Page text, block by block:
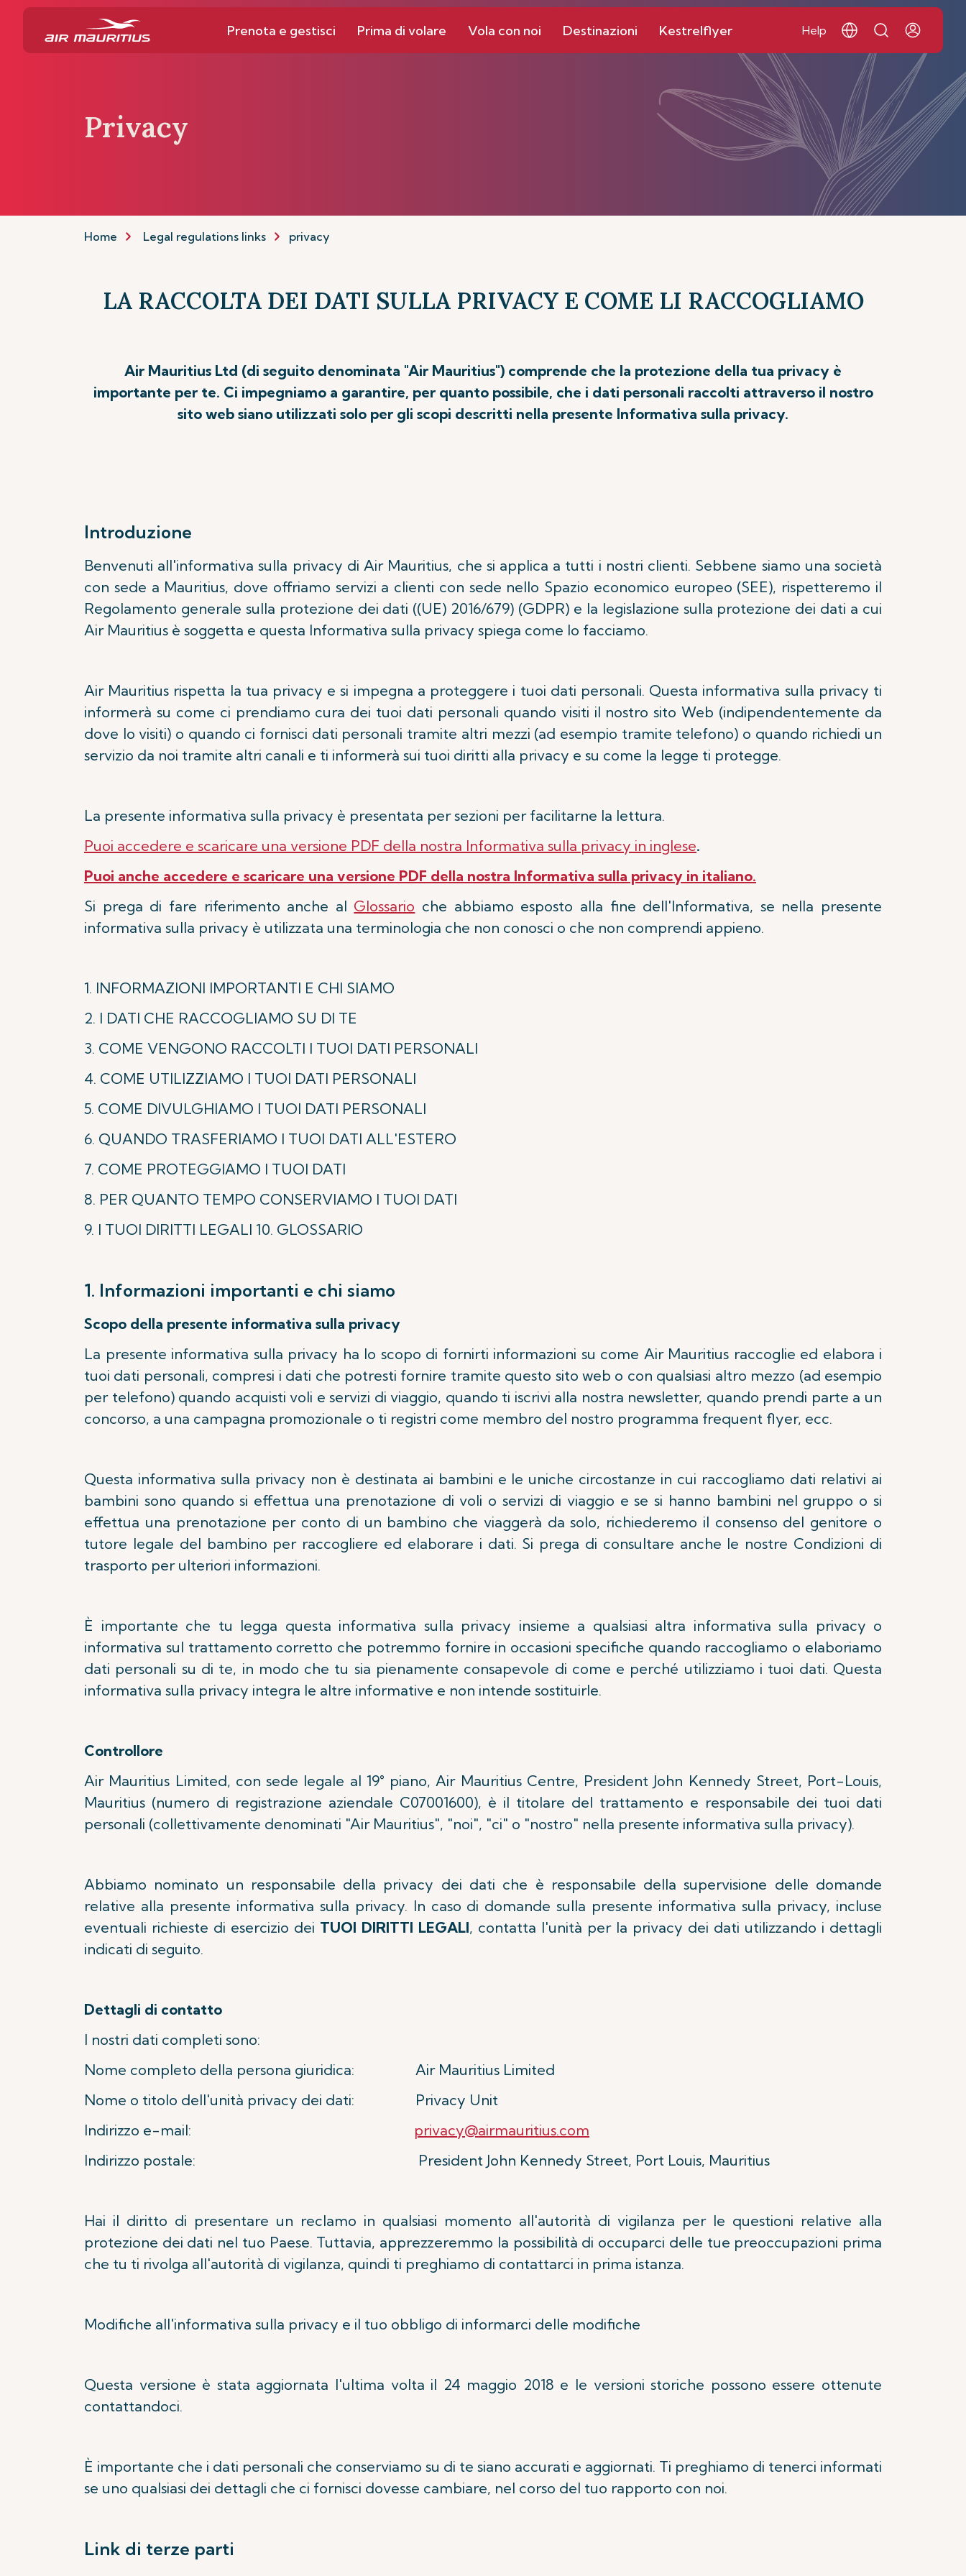
Prenota e gestisci Prima di volare Vola con noi Destinazioni Kestrelflyer Help
Privacy
Home Legal regulations links privacy
LA RACCOLTA DEI DATI SULLA PRIVACY E COME LI RACCOGLIAMO
Air Mauritius Ltd (di seguito denominata "Air Mauritius") comprende che la protezione della tua privacy è
importante per te. Ci impegniamo a garantire, per quanto possibile, che i dati personali raccolti attraverso il nostro
sito web siano utilizzati solo per gli scopi descritti nella presente Informativa sulla privacy.
Introduzione
Benvenuti all'informativa sulla privacy di Air Mauritius, che si applica a tutti i nostri clienti. Sebbene siamo una società
con sede a Mauritius, dove offriamo servizi a clienti con sede nello Spazio economico europeo (SEE), rispetteremo il
Regolamento generale sulla protezione dei dati ((UE) 2016/679) (GDPR) e la legislazione sulla protezione dei dati a cui
Air Mauritius è soggetta e questa Informativa sulla privacy spiega come lo facciamo.
Air Mauritius rispetta la tua privacy e si impegna a proteggere i tuoi dati personali. Questa informativa sulla privacy ti
informerà su come ci prendiamo cura dei tuoi dati personali quando visiti il ​​nostro sito Web (indipendentemente da
dove lo visiti) o quando ci fornisci dati personali tramite altri mezzi (ad esempio tramite telefono) o quando richiedi un
servizio da noi tramite altri canali e ti informerà sui tuoi diritti alla privacy e su come la legge ti protegge.
La presente informativa sulla privacy è presentata per sezioni per facilitarne la lettura.
Puoi accedere e scaricare una versione PDF della nostra Informativa sulla privacy in inglese.
Puoi anche accedere e scaricare una versione PDF della nostra Informativa sulla privacy in italiano.
Si prega di fare riferimento anche al Glossario che abbiamo esposto alla fine dell'Informativa, se nella presente
informativa sulla privacy è utilizzata una terminologia che non conosci o che non comprendi appieno.
1. INFORMAZIONI IMPORTANTI E CHI SIAMO
2. I DATI CHE RACCOGLIAMO SU DI TE
3. COME VENGONO RACCOLTI I TUOI DATI PERSONALI
4. COME UTILIZZIAMO I TUOI DATI PERSONALI
5. COME DIVULGHIAMO I TUOI DATI PERSONALI
6. QUANDO TRASFERIAMO I TUOI DATI ALL'ESTERO
7. COME PROTEGGIAMO I TUOI DATI
8. PER QUANTO TEMPO CONSERVIAMO I TUOI DATI
9. I TUOI DIRITTI LEGALI 10. GLOSSARIO
1. Informazioni importanti e chi siamo
Scopo della presente informativa sulla privacy
La presente informativa sulla privacy ha lo scopo di fornirti informazioni su come Air Mauritius raccoglie ed elabora i
tuoi dati personali, compresi i dati che potresti fornire tramite questo sito web o con qualsiasi altro mezzo (ad esempio
per telefono) quando acquisti voli e servizi di viaggio, quando ti iscrivi alla nostra newsletter, quando prendi parte a un
concorso, a una campagna promozionale o ti registri come membro del nostro programma frequent flyer, ecc.
Questa informativa sulla privacy non è destinata ai bambini e le uniche circostanze in cui raccogliamo dati relativi ai
bambini sono quando si effettua una prenotazione di voli o servizi di viaggio e se si hanno bambini nel gruppo o si
effettua una prenotazione per conto di un bambino che viaggerà da solo, richiederemo il consenso del genitore o
tutore legale del bambino per raccogliere ed elaborare i dati. Si prega di consultare anche le nostre Condizioni di
trasporto per ulteriori informazioni.
È importante che tu legga questa informativa sulla privacy insieme a qualsiasi altra informativa sulla privacy o
informativa sul trattamento corretto che potremmo fornire in occasioni specifiche quando raccogliamo o elaboriamo
dati personali su di te, in modo che tu sia pienamente consapevole di come e perché utilizziamo i tuoi dati. Questa
informativa sulla privacy integra le altre informative e non intende sostituirle.
Controllore
Air Mauritius Limited, con sede legale al 19° piano, Air Mauritius Centre, President John Kennedy Street, Port-Louis,
Mauritius (numero di registrazione aziendale C07001600), è il titolare del trattamento e responsabile dei tuoi dati
personali (collettivamente denominati "Air Mauritius", "noi", "ci" o "nostro" nella presente informativa sulla privacy).
Abbiamo nominato un responsabile della privacy dei dati che è responsabile della supervisione delle domande
relative alla presente informativa sulla privacy. In caso di domande sulla presente informativa sulla privacy, incluse
eventuali richieste di esercizio dei TUOI DIRITTI LEGALI, contatta l'unità per la privacy dei dati utilizzando i dettagli
indicati di seguito.
Dettagli di contatto
I nostri dati completi sono:
Nome completo della persona giuridica: Air Mauritius Limited
Nome o titolo dell'unità privacy dei dati: Privacy Unit
Indirizzo e-mail: privacy@airmauritius.com
Indirizzo postale: President John Kennedy Street, Port Louis, Mauritius
Hai il diritto di presentare un reclamo in qualsiasi momento all'autorità di vigilanza per le questioni relative alla
protezione dei dati nel tuo Paese. Tuttavia, apprezzeremmo la possibilità di occuparci delle tue preoccupazioni prima
che tu ti rivolga all'autorità di vigilanza, quindi ti preghiamo di contattarci in prima istanza.
Modifiche all'informativa sulla privacy e il tuo obbligo di informarci delle modifiche
Questa versione è stata aggiornata l'ultima volta il 24 maggio 2018 e le versioni storiche possono essere ottenute
contattandoci.
È importante che i dati personali che conserviamo su di te siano accurati e aggiornati. Ti preghiamo di tenerci informati
se uno qualsiasi dei dettagli che ci fornisci dovesse cambiare, nel corso del tuo rapporto con noi.
Link di terze parti